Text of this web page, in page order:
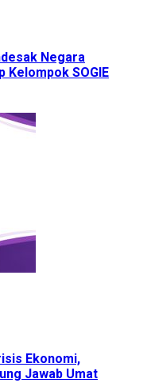
Negara
SOGIE
Ekonomi,
Jawab Umat